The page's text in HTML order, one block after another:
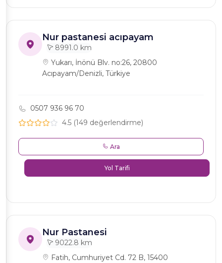
Nur pastanesi acıpayam
8991.0 km
Yukarı, İnönü Blv. no:26, 20800
Acıpayam/Denizli, Türkiye
0507 936 96 70
4.5 (149 değerlendirme)
Ara
Yol Tarifi
Nur Pastanesi
9022.8 km
Fatih, Cumhuriyet Cd. 72 B, 15400